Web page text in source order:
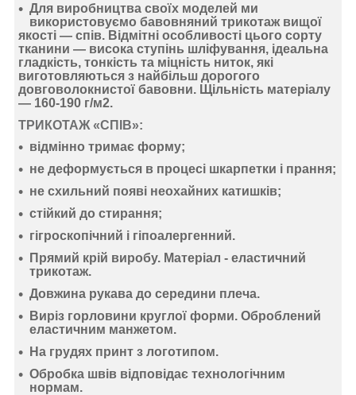
Для виробництва своїх моделей ми
використовуємо бавовняний трикотаж вищої
якості — спів. Відмітні особливості цього сорту
тканини — висока ступінь шліфування, ідеальна
гладкість, тонкість та міцність ниток, які
виготовляються з найбільш дорогого
довговолокнистої бавовни. Щільність матеріалу
— 160-190 г/м2.
ТРИКОТАЖ «СПІВ»:
відмінно тримає форму;
не деформується в процесі шкарпетки і прання;
не схильний появі неохайних катишків;
стійкий до стирання;
гігроскопічний і гіпоалергенний.
Прямий крій виробу. Матеріал - еластичний
трикотаж.
Довжина рукава до середини плеча.
Виріз горловини круглої форми. Оброблений
еластичним манжетом.
На грудях принт з логотипом.
Обробка швів відповідає технологічним
нормам.